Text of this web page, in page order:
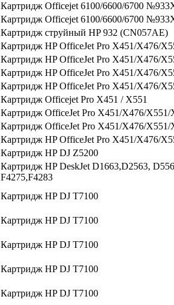
Картридж Officejet 6100/6600/6700
Картридж Officejet 6100/6600/6700
Картридж струйный HP 932 (CN057AE)
Картридж HP OfficeJet Pro X451/X476/
Картридж HP OfficeJet Pro X451/X476/
Картридж HP OfficeJet Pro X451/X476/
Картридж HP OfficeJet Pro X451/X476/
Картридж Officejet Pro X451 / X551
Картридж OfficeJet Pro X451/X476/X551/
Картридж OfficeJet Pro X451/X476/X551/
Картридж HP OfficeJet Pro X451/X476/
Картридж HP DJ Z5200
Картридж HP DeskJet D1663,D2563,
F4275,F4283
Картридж HP DJ T7100
Картридж HP DJ T7100
Картридж HP DJ T7100
Картридж HP DJ T7100
Картридж HP DJ T7100